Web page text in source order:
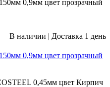
0,9мм цвет прозрачный
В наличии | Доставка 1 день
0,9мм цвет прозрачный
0,45мм цвет Кирпич